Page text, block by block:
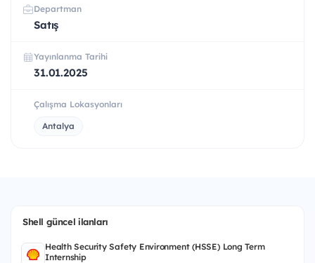
Departman
Satış
Yayınlanma Tarihi
31.01.2025
Çalışma Lokasyonları
Antalya
Shell güncel ilanları
Health Security Safety Environment (HSSE) Long Term
Internship